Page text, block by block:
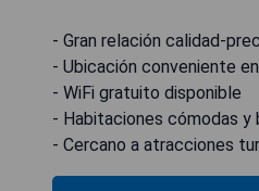
- Gran relación calidad-
- Ubicación conveniente
- WiFi gratuito disponible
- Habitaciones cómodas y
- Cercano a atracciones